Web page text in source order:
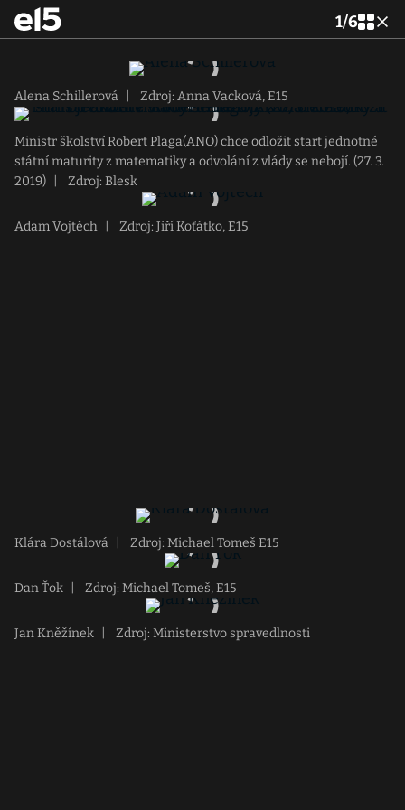
1/6
Alena Schillerová Zdroj: Anna Vacková, E15
Ministr školství Robert Plaga(ANO) chce odložit start jednotné
státní maturity z matematiky a odvolání z vlády se nebojí. (27. 3.
2019)
Zdroj: Blesk
Adam Vojtěch Zdroj: Jiří Koťátko, E15
Klára Dostálová Zdroj: Michael Tomeš E15
Dan Ťok Zdroj: Michael Tomeš, E15
Jan Kněžínek Zdroj: Ministerstvo spravedlnosti